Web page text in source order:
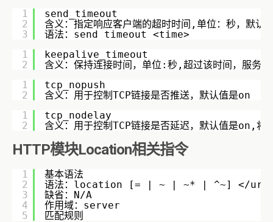
1
2
3
send_timeout
含义：指定响应客户端的超时时间,单位：秒，默认
语法：send_timeout <time>
1
2
keepalive_timeout
含义：保持连接时间，单位:秒,超过该时间，服务器
1
2
tcp_nopush
含义：用于控制TCP链接是否推送，默认值是on
1
2
tcp_nodelay
含义：用于控制TCP链接是否延迟，默认值是
HTTP模块Location相关指令
1
2
3
4
5
基本语法
语法：location [= | ~ | ~* | ^~]
缺省：N/A
作用域：server
匹配规则